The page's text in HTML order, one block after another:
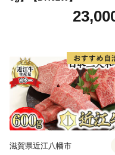
滋賀県近江八幡市